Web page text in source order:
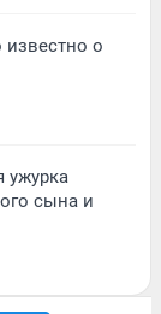
известно о
ужурка
сына и